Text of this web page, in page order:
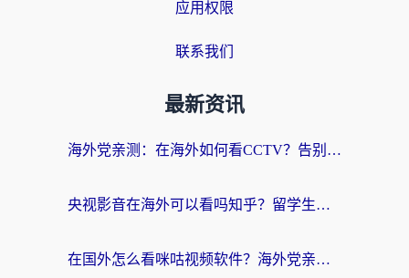
应用权限
联系我们
最新资讯
海外党亲测：在海外如何看CCTV？告别“仅限大陆播放”的实用指南
央视影音在海外可以看吗知乎？留学生亲测：3步解决地域限制+追剧自由
在国外怎么看咪咕视频软件？海外党亲测有效的回国加速方案